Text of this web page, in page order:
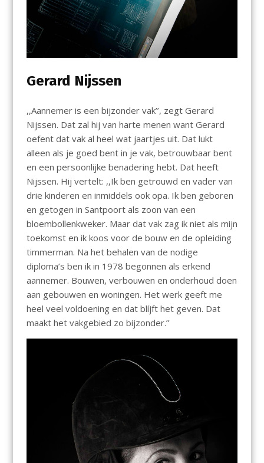
Gerard Nijssen
,,Aannemer is een bijzonder vak’’, zegt Gerard
Nijssen. Dat zal hij van harte menen want Gerard
oefent dat vak al heel wat jaartjes uit. Dat lukt
alleen als je goed bent in je vak, betrouwbaar bent
en een persoonlijke benadering hebt. Dat heeft
Nijssen. Hij vertelt: ,,Ik ben getrouwd en vader van
drie kinderen en inmiddels ook opa. Ik ben geboren
en getogen in Santpoort als zoon van een
bloembollenkweker. Maar dat vak zag ik niet als mijn
toekomst en ik koos voor de bouw en de opleiding
timmerman. Na het behalen van de nodige
diploma’s ben ik in 1978 begonnen als erkend
aannemer. Bouwen, verbouwen en onderhoud doen
aan gebouwen en woningen. Het werk geeft me
heel veel voldoening en dat blíjft het geven. Dat
maakt het vakgebied zo bijzonder.’’